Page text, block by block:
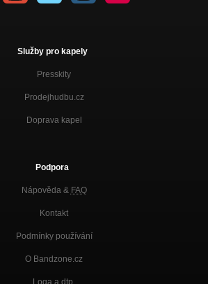
Služby pro kapely
Presskity
Prodejhudbu.cz
Doprava kapel
Podpora
Nápověda & FAQ
Kontakt
Podmínky používání
O Bandzone.cz
Loga a dtp.